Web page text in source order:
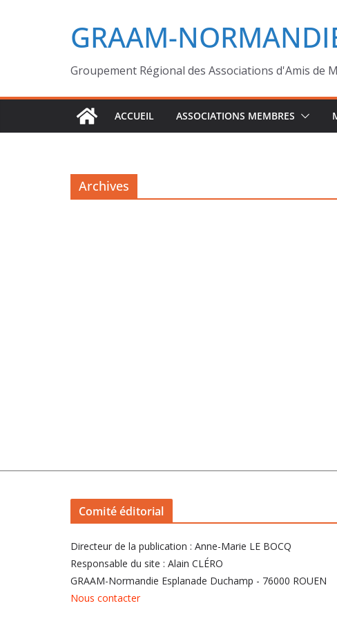
GRAAM-
Groupement Régional des Associations d'Amis de
ACCUEIL ASSOCIATIONS MEMBRES
Archives
Comité éditorial
Directeur de la publication : Anne-Marie LE BOCQ
Responsable du site : Alain CLÉRO
GRAAM-Normandie Esplanade Duchamp - 76000 ROUEN
Nous contacter